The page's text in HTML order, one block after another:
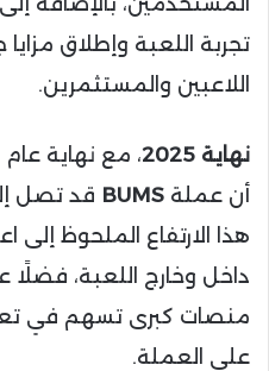
تجربة اللعبة وإطلاق
اللاعبين والمستثمرين.
نهاية 2025
أن عملة BUMS قد تصل
هذا الارتفاع الملحوظ إلى
داخل وخارج اللعبة، فضلًا
منصات كبرى تسهم في
على العملة.